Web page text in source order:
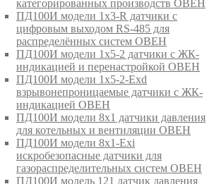
категорированных производств ОВЕН
ПД100И модели 1х3-R датчики с
цифровым выходом RS-485 для
распределённых систем ОВЕН
ПД100И модели 1х5-2 датчики с ЖК-
индикацией и перенастройкой ОВЕН
ПД100И модели 1х5-2-Exd
взрывонепроницаемые датчики с ЖК-
индикацией ОВЕН
ПД100И модели 8х1 датчики давления
для котельных и вентиляции ОВЕН
ПД100И модели 8х1-Exi
искробезопасные датчики для
газораспределительных систем ОВЕН
ПД100И модель 121 датчик давления